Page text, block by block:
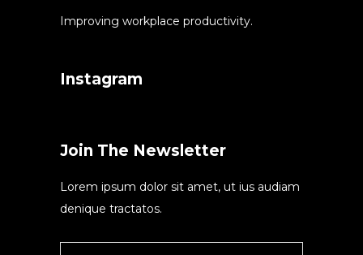
Improving workplace productivity.
Instagram
Join The Newsletter
Lorem ipsum dolor sit amet, ut ius audiam
denique tractatos.